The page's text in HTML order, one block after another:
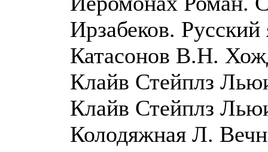
Ирзабеков. Русский
Катасонов В.Н.
Клайв Стейплз
Клайв Стейплз
Колодяжная Л.